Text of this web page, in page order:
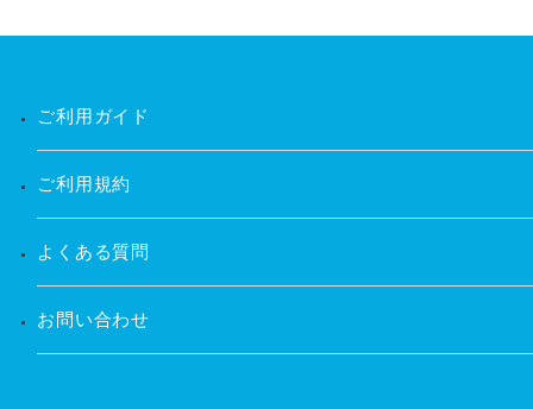
ご利用ガイド
ご利用規約
よくある質問
お問い合わせ